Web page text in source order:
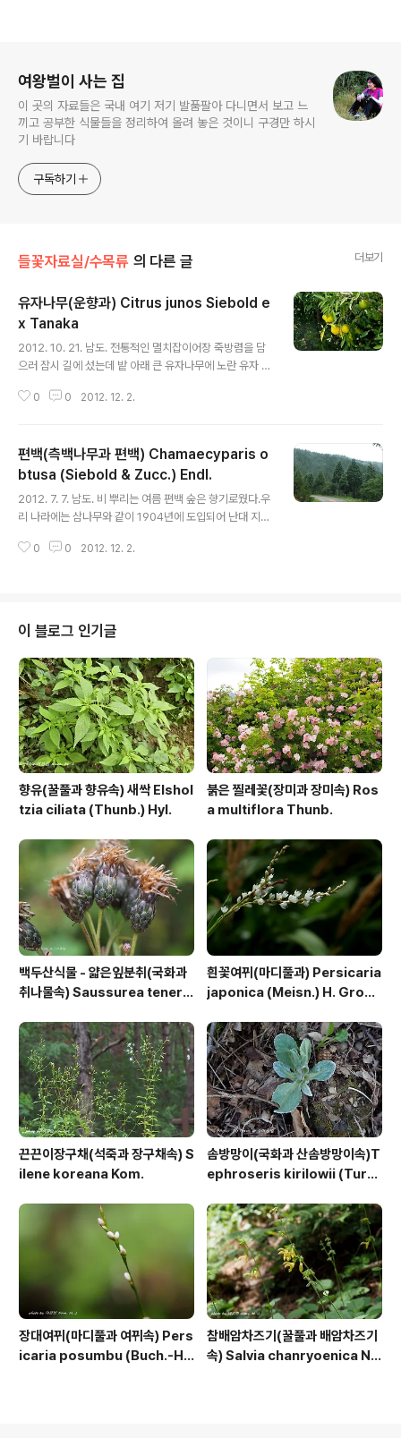
여왕벌이 사는 집
이 곳의 자료들은 국내 여기 저기 발품팔아 다니면서 보고 느
끼고 공부한 식물들을 정리하여 올려 놓은 것이니 구경만 하시
기 바랍니다
구독하기
들꽃자료실/수목류 의 다른 글 더보기
유자나무(운향과) Citrus junos Siebold e
x Tanaka
2012. 10. 21. 남도. 전통적인 멸치잡이어장 죽방렴을 담
으러 잠시 길에 섰는데 밭 아래 큰 유자나무에 노란 유자 열
절로 고인다. 높이가 4m에 달하며 가지에 길고 뾰족한 가
병에 작은 잎 모양의 넓은 날개가 있다 열매는 편구형이고
외피는 울퉁불퉁하며 지름 4-7cm로 향기가 있고 외피와
신맛이 강한 내부가 잘 떨어지지 않으며중심부가 비어 있
고 10-11월에 황색으로 성숙한다. 둥근금감 : https://qw
q..
0 0 2012. 12. 2.
편백(측백나무과 편백) Chamaecyparis o
btusa (Siebold & Zucc.) Endl.
2012. 7. 7. 남도. 비 뿌리는 여름 편백 숲은 향기로웠다.우
리 나라에는 삼나무와 같이 1904년에 도입되어 난대 지방
단하여 옛부터 불을 일으키는 나무로 알려지고 있다. 재질
9 https://qweenbee.tistory.com/8892944 http
s://qweenbee.tistory.com/8896970 https://qwe
enbee.tistory.com/8911857 https://q..
0 0 2012. 12. 2.
이 블로그 인기글
향유(꿀풀과 향유속) 새싹 Elshol
tzia ciliata (Thunb.) Hyl.
붉은 찔레꽃(장미과 장미속) Ros
a multiflora Thunb.
백두산식물 - 얇은잎분취(국화과
취나물속) Saussurea tenerif
흰꽃여뀌(마디풀과) Persicaria
japonica (Meisn.) H. Gross
끈끈이장구채(석죽과 장구채속) S
ilene koreana Kom.
솜방망이(국화과 산솜방망이속)T
ephroseris kirilowii (Turc
장대여뀌(마디풀과 여뀌속) Pers
icaria posumbu (Buch.-Ha
참배암차즈기(꿀풀과 배암차즈기
속) Salvia chanryoenica Na